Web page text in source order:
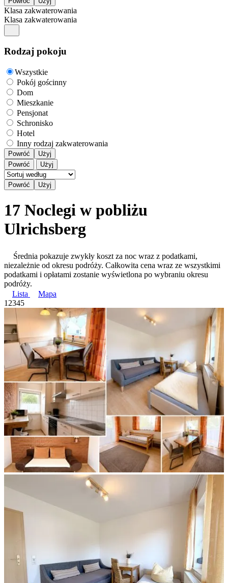
Klasa zakwaterowania
Klasa zakwaterowania
Rodzaj pokoju
Wszystkie
Pokój gościnny
Dom
Mieszkanie
Pensjonat
Schronisko
Hotel
Inny rodzaj zakwaterowania
Powróć
Użyj
Powróć
Użyj
17 Noclegi w pobliżu
Ulrichsberg
Średnia pokazuje zwykły koszt za noc wraz z podatkami,
niezależnie od okresu podróży. Całkowita cena wraz ze wszystkimi
podatkami i opłatami zostanie wyświetlona po wybraniu okresu
podróży.
Lista
Mapa
1 2345